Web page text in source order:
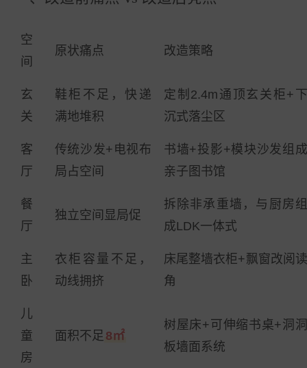
空
间
原状痛点 改造策略
玄
关
鞋柜不足，快递
满地堆积
定制2.4m通顶玄关柜+下
沉式落尘区
客
厅
传统沙发+电视布
局占空间
书墙+投影+模块沙发组成
亲子图书馆
餐
厅
独立空间显局促
拆除非承重墙，与厨房组
成LDK一体式
主
卧
衣柜容量不足，
动线拥挤
床尾整墙衣柜+飘窗改阅读
角
儿
童
房
面积不足 8㎡
树屋床+可伸缩书桌+洞洞
板墙面系统